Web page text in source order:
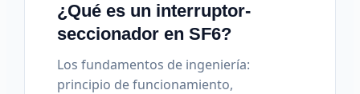
¿Qué es un interruptor-
seccionador en SF6?
Los fundamentos de ingeniería:
principio de funcionamiento,